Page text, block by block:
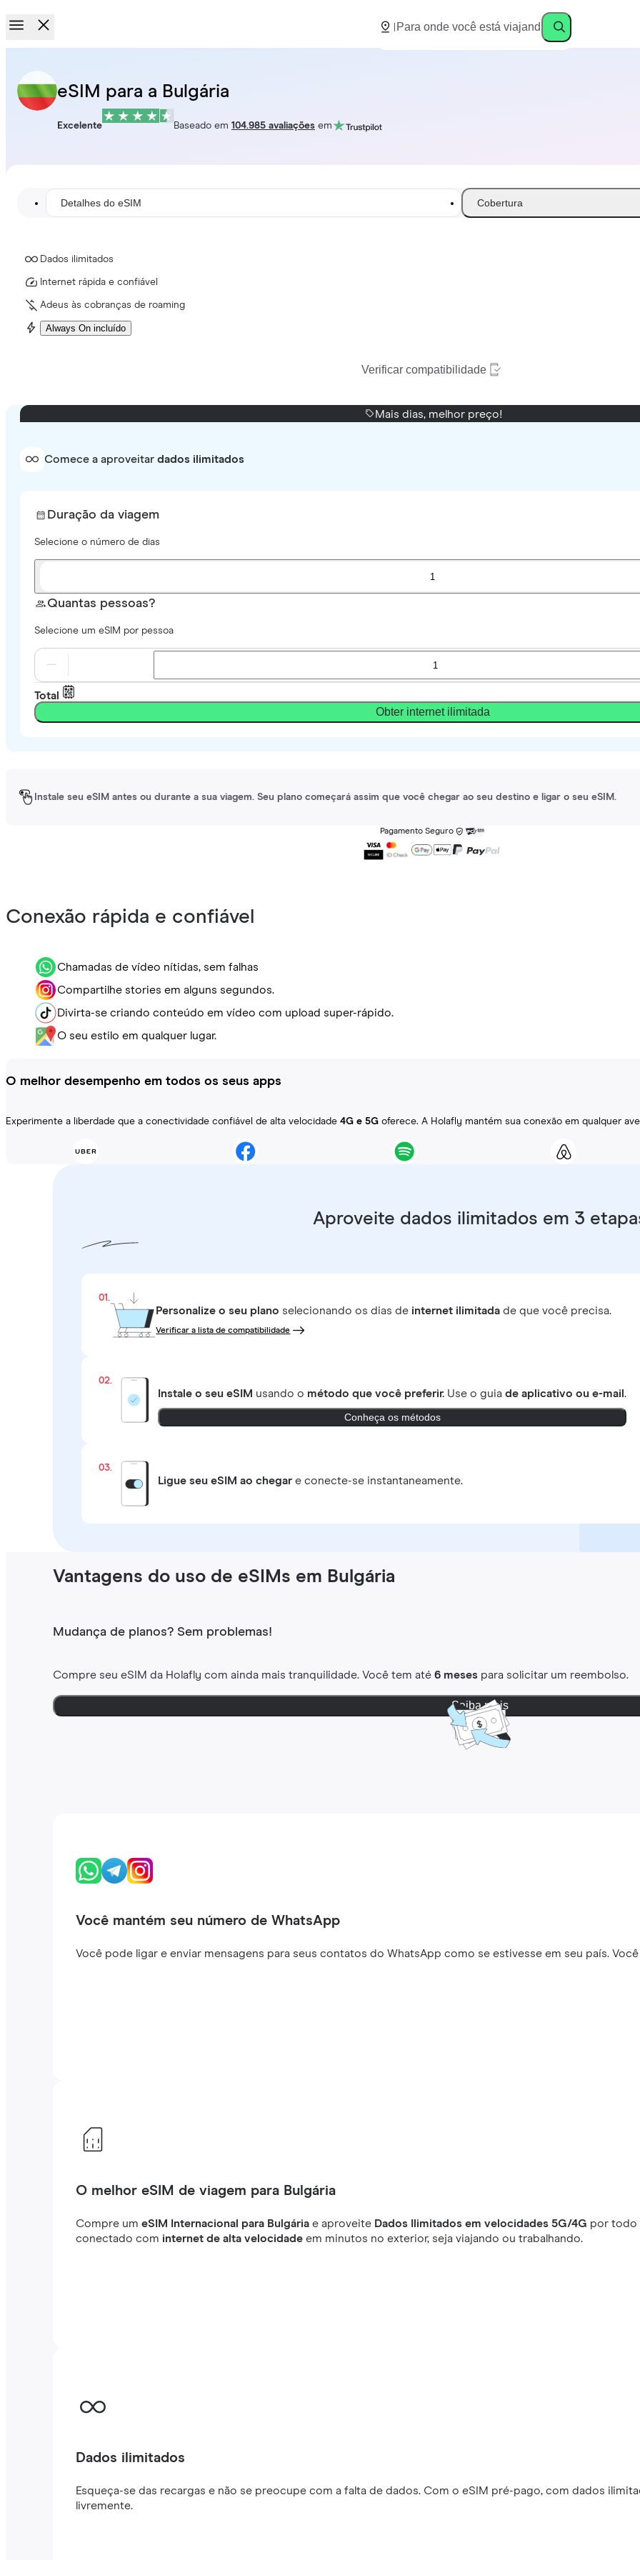
eSIM para a Bulgária
Excelente Baseado em 104.985 avaliações em
Detalhes do eSIM Cobertura
Dados ilimitados
Internet rápida e confiável
Adeus às cobranças de roaming
Always On incluído
Verificar compatibilidade
Mais dias, melhor preço!
Comece a aproveitar dados ilimitados
Duração da viagem
Selecione o número de dias
1
Quantas pessoas?
Selecione um eSIM por pessoa
Total
Obter internet ilimitada
Instale seu eSIM antes ou durante a sua viagem. Seu plano começará assim que você chegar ao seu destino e ligar o seu eSIM.
Pagamento Seguro
Conexão rápida e confiável
Chamadas de vídeo nítidas, sem falhas
Compartilhe stories em alguns segundos.
Divirta-se criando conteúdo em vídeo com upload super-rápido.
O seu estilo em qualquer lugar.
O melhor desempenho em todos os seus apps
Experimente a liberdade que a conectividade confiável de alta velocidade 4G e 5G oferece. A Holafly mantém sua conexão em qualquer
Aproveite dados ilimitados em 3
01.
Personalize o seu plano selecionando os dias de internet ilimitada de que você precisa.
Verificar a lista de compatibilidade
02.
Instale o seu eSIM usando o método que você preferir. Use o guiade aplicativo ou e-mail.
Conheça os métodos
03.
Ligue seu eSIM ao chegar e conecte-se instantaneamente.
Vantagens do uso de eSIMs em Bulgária
Mudança de planos? Sem problemas!
Compre seu eSIM da Holafly com ainda mais tranquilidade. Você tem até6 meses para solicitar um reembolso.
Saiba mais
Você mantém seu número de WhatsApp
Você pode ligar e enviar mensagens para seus contatos do WhatsApp como se estivesse em seu país.
O melhor eSIM de viagem para Bulgária
Compre umeSIM Internacional para Bulgária e aproveite Dados Ilimitados em velocidades 5G/4G por todo
conectado com internet de alta velocidade em minutos no exterior, seja viajando ou trabalhando.
Dados ilimitados
Esqueça-se das recargas e não se preocupe com a falta de dados. Com o eSIM pré-pago, com dados
livremente.